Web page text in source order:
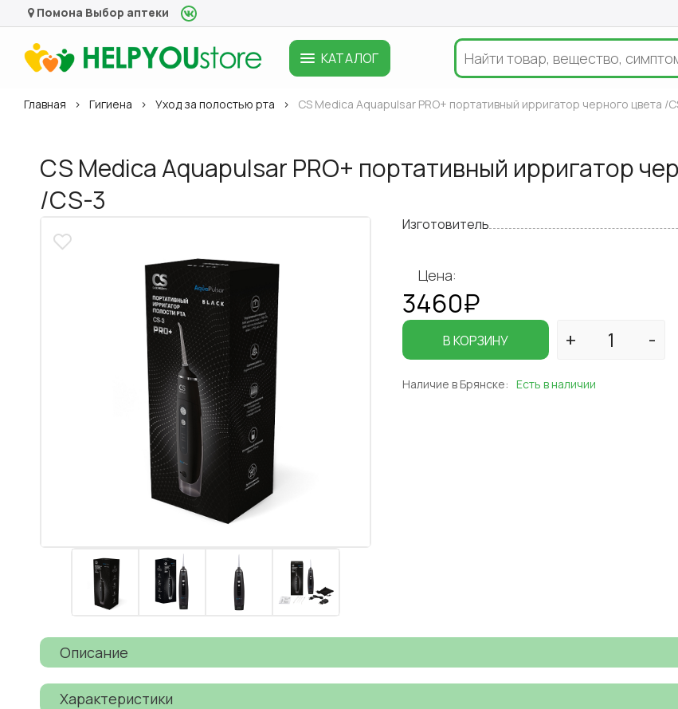
Помона Выбор аптеки
КАТАЛОГ
Главная Гигиена Уход за полостью рта CS Medica Aquapulsar PRO+ портативный ирригатор черного цвета /
CS Medica Aquapulsar PRO+ портативный ирригатор
/CS-3
Изготовитель
Цена:
3460₽
В КОРЗИНУ
Наличие в Брянске: Есть в наличии
Описание
Характеристики